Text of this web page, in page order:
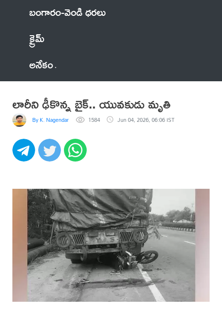
బంగారం-వెండి ధరలు
క్రైమ్
అనేకం
లారీని ఢీకొన్న బైక్.. యువకుడు మృతి
By K. Nagendar 1584 Jun 04, 2026, 06:06 IST